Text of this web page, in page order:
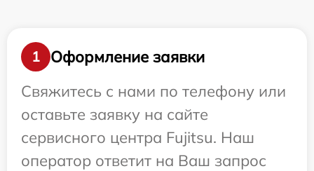
1
Оформление заявки
Свяжитесь с нами по телефону или
оставьте заявку на сайте
сервисного центра Fujitsu. Наш
оператор ответит на Ваш запрос